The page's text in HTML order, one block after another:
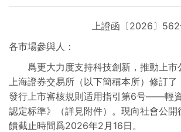
制度規則彙編
上證函〔2026〕
各市場參與人：
爲更大力度支持科技創新，推動上市
上海證券交易所（以下簡稱本所）修訂
發行上市審核規則适用指引第6号——輕
認定标準》（詳見附件）。現向社會公開
饋截止時間爲2026年2月16日。